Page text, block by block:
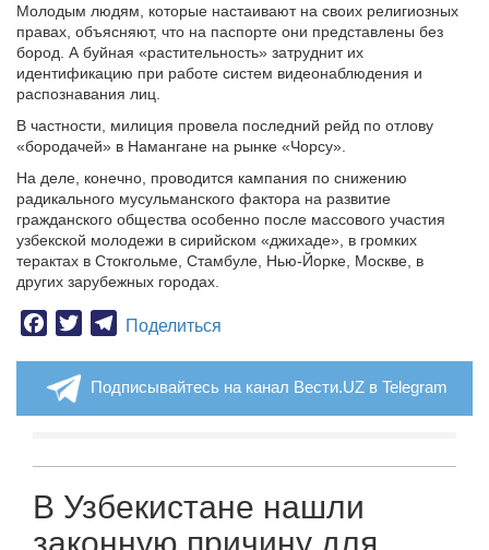
Молодым людям, которые настаивают на своих религиозных
правах, объясняют, что на паспорте они представлены без
бород. А буйная «растительность» затруднит их
идентификацию при работе систем видеонаблюдения и
распознавания лиц.
В частности, милиция провела последний рейд по отлову
«бородачей» в Намангане на рынке «Чорсу».
На деле, конечно, проводится кампания по снижению
радикального мусульманского фактора на развитие
гражданского общества особенно после массового участия
узбекской молодежи в сирийском «джихаде», в громких
терактах в Стокгольме, Стамбуле, Нью-Йорке, Москве, в
других зарубежных городах.
Facebook
TwitterTelegram
Поделиться
Подписывайтесь на канал Вести.UZ в Telegram
В Узбекистане нашли